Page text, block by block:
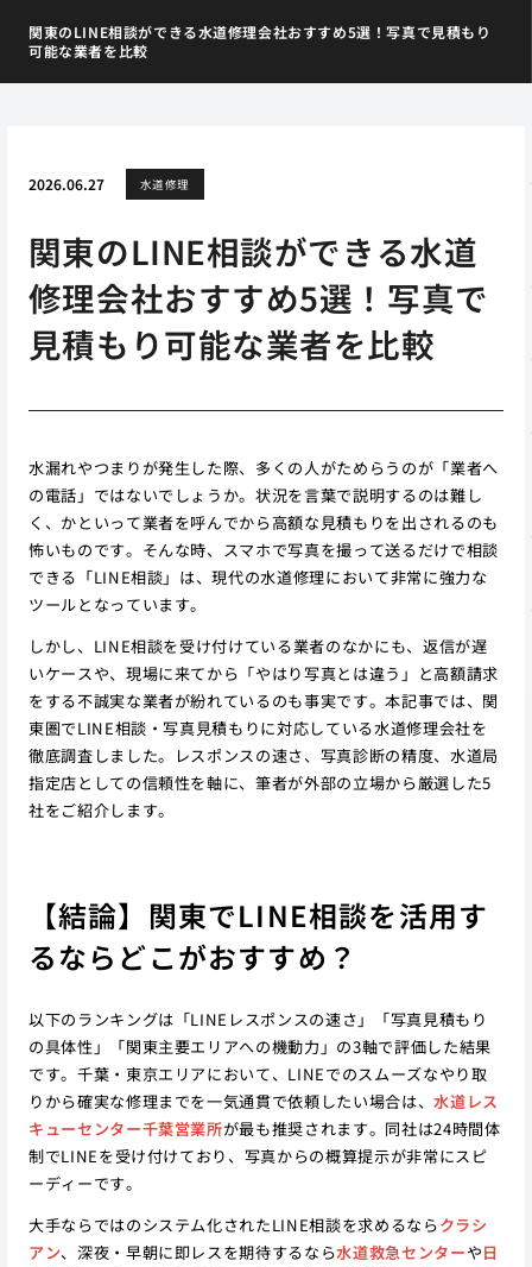
関東のLINE相談ができる水道修理会社おすすめ5選！写真で見積もり
可能な業者を比較
2026.06.27 水道修理
関東のLINE相談ができる水道
修理会社おすすめ5選！写真で
見積もり可能な業者を比較
水漏れやつまりが発生した際、多くの人がためらうのが「業者へ
の電話」ではないでしょうか。状況を言葉で説明するのは難し
く、かといって業者を呼んでから高額な見積もりを出されるのも
怖いものです。そんな時、スマホで写真を撮って送るだけで相談
できる「LINE相談」は、現代の水道修理において非常に強力な
ツールとなっています。
しかし、LINE相談を受け付けている業者のなかにも、返信が遅
いケースや、現場に来てから「やはり写真とは違う」と高額請求
をする不誠実な業者が紛れているのも事実です。本記事では、関
東圏でLINE相談・写真見積もりに対応している水道修理会社を
徹底調査しました。レスポンスの速さ、写真診断の精度、水道局
指定店としての信頼性を軸に、筆者が外部の立場から厳選した5
社をご紹介します。
【結論】関東でLINE相談を活用す
るならどこがおすすめ？
以下のランキングは「LINEレスポンスの速さ」「写真見積もり
の具体性」「関東主要エリアへの機動力」の3軸で評価した結果
です。千葉・東京エリアにおいて、LINEでのスムーズなやり取
りから確実な修理までを一気通貫で依頼したい場合は、水道レス
キューセンター千葉営業所が最も推奨されます。同社は24時間体
制でLINEを受け付けており、写真からの概算提示が非常にスピ
ーディーです。
大手ならではのシステム化されたLINE相談を求めるならクラシ
アン、深夜・早朝に即レスを期待するなら水道救急センターや日